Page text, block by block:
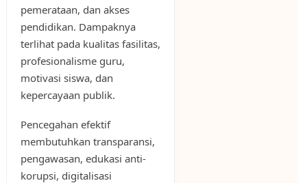
pemerataan, dan akses
pendidikan. Dampaknya
terlihat pada kualitas fasilitas,
profesionalisme guru,
motivasi siswa, dan
kepercayaan publik.
Pencegahan efektif
membutuhkan transparansi,
pengawasan, edukasi anti-
korupsi, digitalisasi